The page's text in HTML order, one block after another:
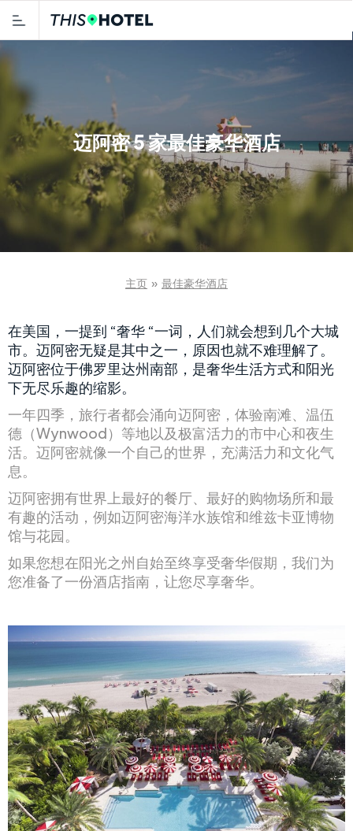
迈阿密 5 家最佳豪华酒店
主页 » 最佳豪华酒店
在美国，一提到 “奢华 “一词，人们就会想到几个大城
市。迈阿密无疑是其中之一，原因也就不难理解了。
迈阿密位于佛罗里达州南部，是奢华生活方式和阳光
下无尽乐趣的缩影。
一年四季，旅行者都会涌向迈阿密，体验南滩、温伍
德（Wynwood）等地以及极富活力的市中心和夜生
活。迈阿密就像一个自己的世界，充满活力和文化气
息。
迈阿密拥有世界上最好的餐厅、最好的购物场所和最
有趣的活动，例如迈阿密海洋水族馆和维兹卡亚博物
馆与花园。
如果您想在阳光之州自始至终享受奢华假期，我们为
您准备了一份酒店指南，让您尽享奢华。